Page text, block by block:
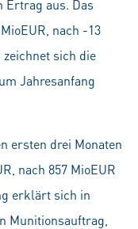
Ertrag aus. Das
nach -13
sich die
Jahresanfang
ersten drei Monaten
nach 857 MioEUR
erklärt sich in
Munitionsauftrag,